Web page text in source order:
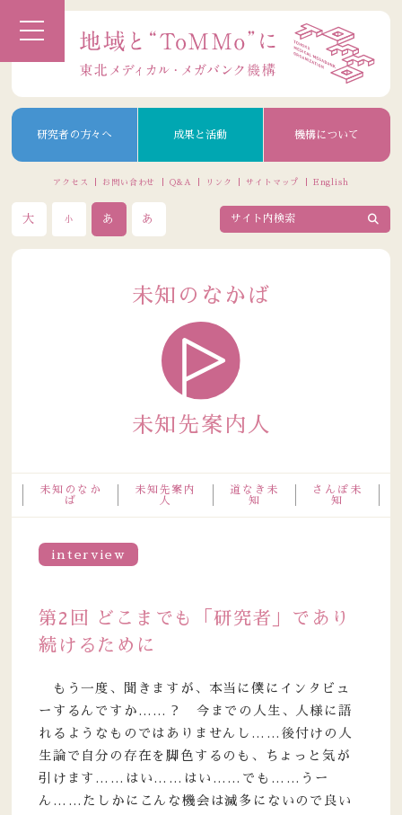
研究者の方々へ 成果と活動 機構について
アクセス お問い合わせ Q&A リンク サイトマップ English
大 小 あ あ
未知のなかば
未知先案内人
未知のなか
ば
未知先案内
人
道なき未
知
さんぽ未
知
interview
第2回 どこまでも「研究者」であり
続けるために
もう一度、聞きますが、本当に僕にインタビュ
ーするんですか……？ 今までの人生、人様に語
れるようなものではありませんし……後付けの人
生論で自分の存在を脚色するのも、ちょっと気が
引けます……はい……はい……でも……うー
ん……たしかにこんな機会は滅多にないので良い